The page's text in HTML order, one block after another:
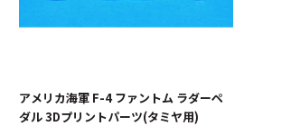
アメリカ海軍 F-4 ファントム ラダーペ
ダル 3Dプリントパーツ(タミヤ用)